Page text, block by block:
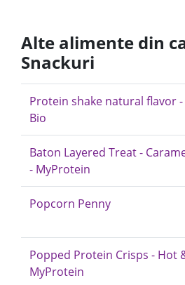
Alte alimente din
Snackuri
Protein shake natural flavor
Bio
Baton Layered Treat -
- MyProtein
Popcorn Penny
Popped Protein Crisps - Hot
MyProtein